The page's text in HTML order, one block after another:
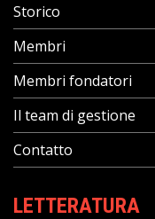
Storico
Membri
Membri fondatori
Il team di gestione
Contatto
LETTERATURA